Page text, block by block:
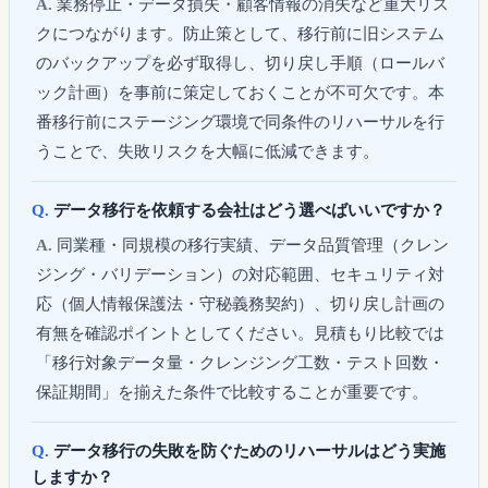
業務停止・データ損失・顧客情報の消失など重大リス
クにつながります。防止策として、移行前に旧システム
のバックアップを必ず取得し、切り戻し手順（ロールバ
ック計画）を事前に策定しておくことが不可欠です。本
番移行前にステージング環境で同条件のリハーサルを行
うことで、失敗リスクを大幅に低減できます。
データ移行を依頼する会社はどう選べばいいですか？
同業種・同規模の移行実績、データ品質管理（クレン
ジング・バリデーション）の対応範囲、セキュリティ対
応（個人情報保護法・守秘義務契約）、切り戻し計画の
有無を確認ポイントとしてください。見積もり比較では
「移行対象データ量・クレンジング工数・テスト回数・
保証期間」を揃えた条件で比較することが重要です。
データ移行の失敗を防ぐためのリハーサルはどう実施
しますか？